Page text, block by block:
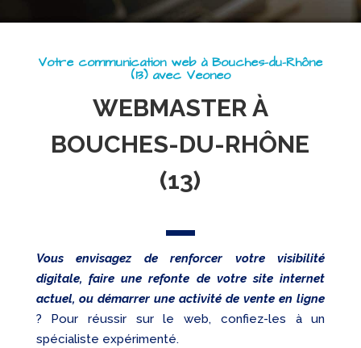
Réseaux
sociaux
Audit
Votre communication web à Bouches-du-Rhône
(13) avec Veoneo
WEBMASTER À
BOUCHES-DU-RHÔNE
(13)
Vous envisagez de renforcer votre visibilité
digitale, faire une refonte de votre site internet
actuel, ou démarrer une activité de vente en ligne
? Pour réussir sur le web, confiez-les à un
spécialiste expérimenté.